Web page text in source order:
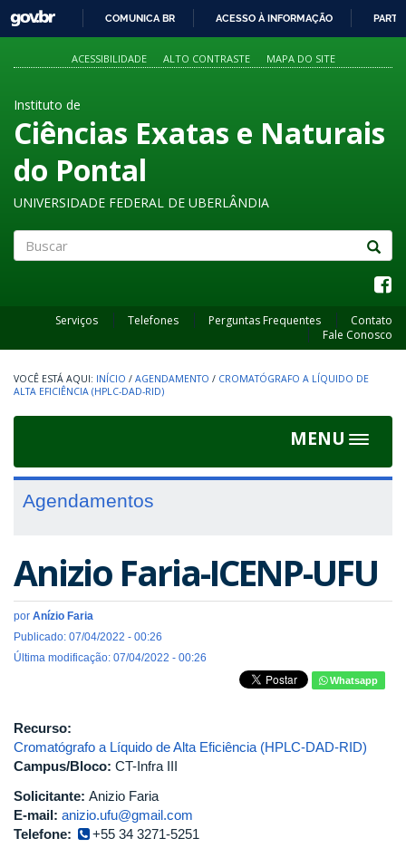
PARA
O
GOVBR
COMUNICA BR ACESSO À INFORMAÇÃO
ACESSIBILIDADE ALTO CONTRASTE MAPA DO SITE
Instituto de
Ciências Exatas e Naturais
do Pontal
UNIVERSIDADE FEDERAL DE UBERLÂNDIA
Serviços Telefones Perguntas Frequentes
Contato
Fale Conosco
INÍCIO / AGENDAMENTO / CROMATÓGRAFO A LÍQUIDO DE
ALTA EFICIÊNCIA (HPLC-DAD-RID)
MENU
Toggle
Agendamentos
Anizio Faria-ICENP-UFU
por Anízio Faria
Publicado: 07/04/2022 - 00:26
Última modificação: 07/04/2022 - 00:26
Whatsapp
Recurso:
Cromatógrafo a Líquido de Alta Eficiência (HPLC-DAD-RID)
Campus/Bloco: CT-Infra III
Solicitante: Anizio Faria
E-mail: anizio.ufu@gmail.com
Telefone:
+55 34 3271-5251